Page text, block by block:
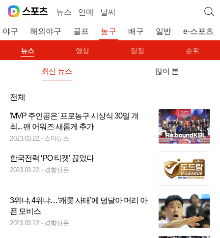
뉴스 연예 날씨
야구 해외야구 골프 농구 배구 일반 e-스포츠
뉴스 영상 일정 순위
최신 뉴스 많이 본
전체
'MVP 주인공은' 프로농구 시상식 30일 개
최... 팬 어워즈 새롭게 추가
2023.03.22. 스타뉴스
한국전력 ‘PO 티켓’ 끊었다
2023.03.22. 경향신문
3위냐, 4위냐…‘캐롯 사태’에 덩달아 머리 아
픈 모비스
2023.03.22. 경향신문